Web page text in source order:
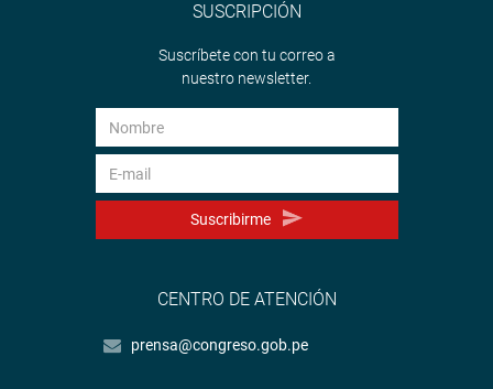
SUSCRIPCIÓN
Suscríbete con tu correo a
nuestro newsletter.
Suscribirme
CENTRO DE ATENCIÓN
prensa@congreso.gob.pe